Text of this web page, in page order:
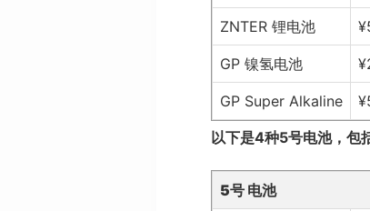
ZNTER 锂电池
GP 镍氢电池
GP Super Alkaline
以下是4种5号电池，包
5号 电池